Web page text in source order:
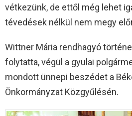
vétkezünk, de ettől még lehet
tévedések nélkül nem megy
Wittner Mária rendhagyó
folytatta, végül a gyulai
mondott ünnepi beszédet a
Önkormányzat Közgyűlésén.